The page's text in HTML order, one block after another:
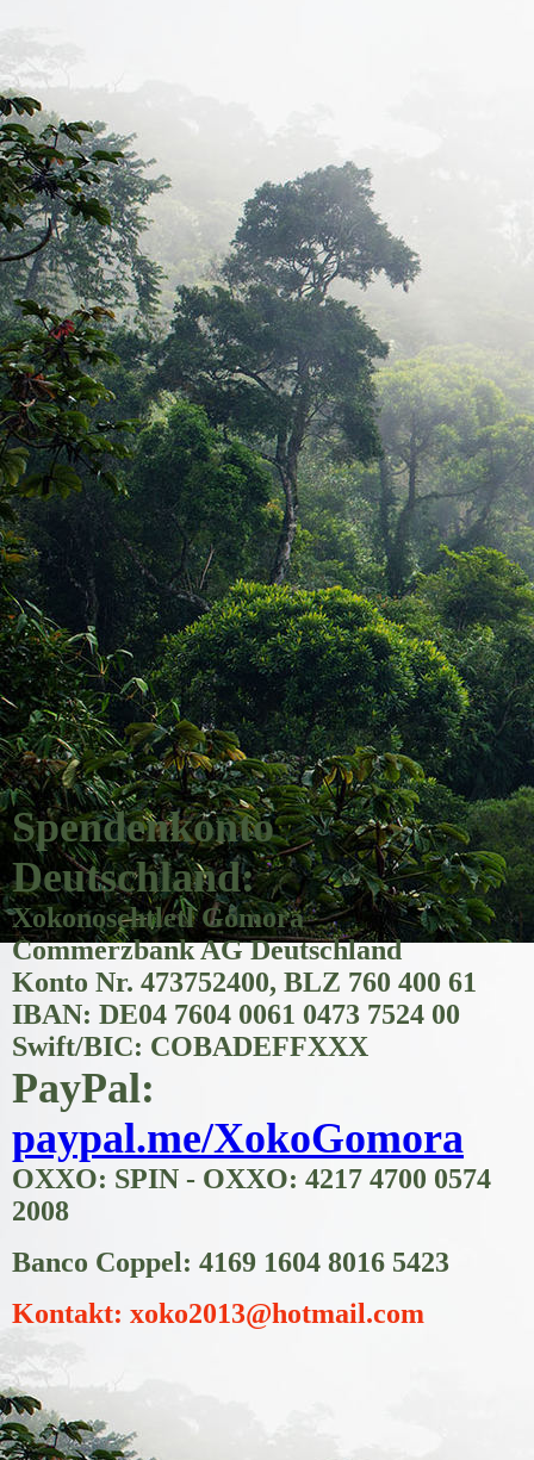
Spendenkonto
Deutschland:
Xokonoschtletl Gómora
Commerzbank AG Deutschland
Konto Nr. 473752400, BLZ 760 400 61
IBAN: DE04 7604 0061 0473 7524 00
Swift/BIC: COBADEFFXXX
PayPal:
paypal.me/XokoGomora
OXXO: SPIN - OXXO: 4217 4700 0574
2008
Banco Coppel: 4169 1604 8016 5423
Kontakt: xoko2013@hotmail.com